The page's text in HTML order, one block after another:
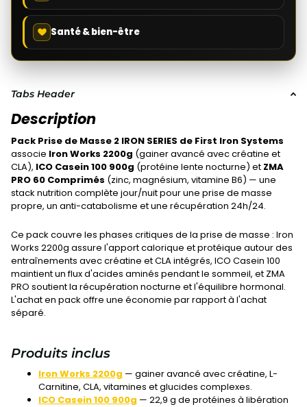
Santé & bien-être
Tabs Header
Description
Pack Prise de Masse 2 IRON SERIES de First Iron Systems
associe Iron Works 2200g (gainer avancé avec créatine et
CLA), ICO Casein 100 900g (protéine lente nocturne) et ZMA
PRO 60 Comprimés (zinc, magnésium, vitamine B6) — une
stack nutrition complète jour/nuit pour une prise de masse
propre, un anti-catabolisme et une récupération 24h/24.
Ce pack couvre les phases critiques de la prise de masse : Iron
Works 2200g assure l'apport calorique et protéique autour des
entraînements avec créatine et CLA intégrés, ICO Casein 100
maintient un flux d'acides aminés pendant le sommeil, et ZMA
PRO soutient la récupération nocturne et l'équilibre hormonal.
L'achat en pack offre une économie par rapport à l'achat
séparé.
Produits inclus
Iron Works 2200g — gainer avancé avec créatine, L-
Carnitine, CLA, vitamines et glucides complexes.
ICO Casein 100 900g — 22,9 g de protéines à libération